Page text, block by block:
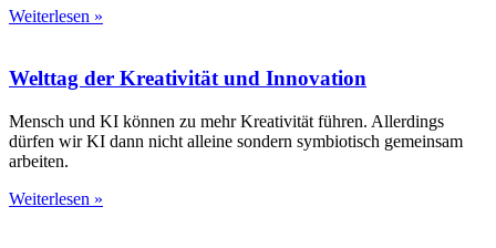
Weiterlesen »
Welttag der Kreativität und Innovation
Mensch und KI können zu mehr Kreativität führen. Allerdings
dürfen wir KI dann nicht alleine sondern symbiotisch gemeinsam
arbeiten.
Weiterlesen »